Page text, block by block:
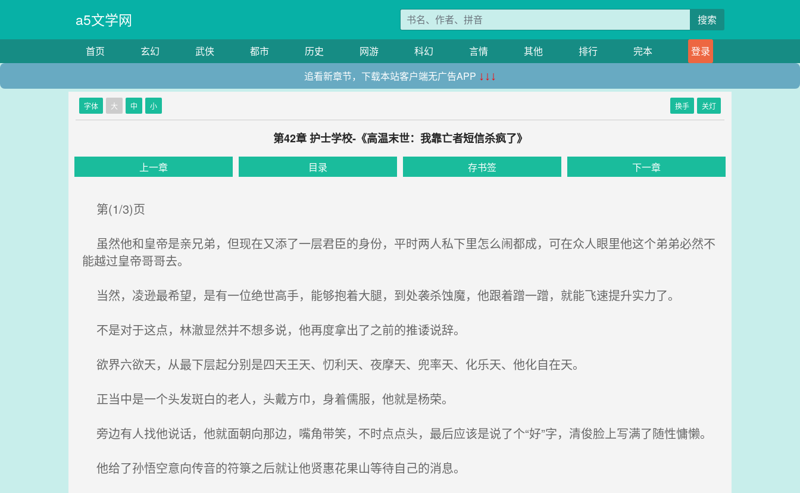
a5文学网 搜索
首页 玄幻 武侠 都市 历史 网游 科幻 言情 其他 排行 完本
登录
追看新章节，下载本站客户端无广告APP ↓↓↓
字体 大 中 小 换手 关灯
第42章 护士学校-《高温末世：我靠亡者短信杀疯了》
上一章 目录 存书签 下一章
第(1/3)页
虽然他和皇帝是亲兄弟，但现在又添了一层君臣的身份，平时两人私下里怎么闹都成，可在众人眼里他这个弟弟必然不
能越过皇帝哥哥去。
当然，凌逊最希望，是有一位绝世高手，能够抱着大腿，到处袭杀蚀魔，他跟着蹭一蹭，就能飞速提升实力了。
不是对于这点，林澈显然并不想多说，他再度拿出了之前的推诿说辞。
欲界六欲天，从最下层起分别是四天王天、忉利天、夜摩天、兜率天、化乐天、他化自在天。
正当中是一个头发斑白的老人，头戴方巾，身着儒服，他就是杨荣。
旁边有人找他说话，他就面朝向那边，嘴角带笑，不时点点头，最后应该是说了个“好”字，清俊脸上写满了随性慵懒。
他给了孙悟空意向传音的符箓之后就让他贤惠花果山等待自己的消息。